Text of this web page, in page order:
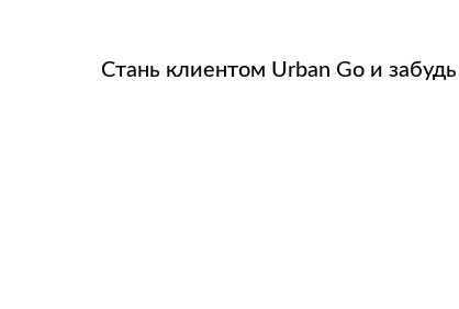
Стань клиентом Urban Go и